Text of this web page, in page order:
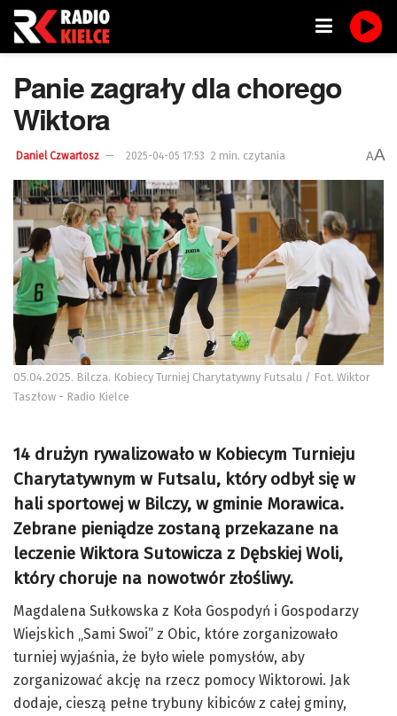
Panie zagrały dla chorego
Wiktora
Daniel Czwartosz 2025-04-05 17:53 2 min. czytania AA
05.04.2025. Bilcza. Kobiecy Turniej Charytatywny Futsalu / Fot. Wiktor
Taszłow - Radio Kielce
14 drużyn rywalizowało w Kobiecym Turnieju
Charytatywnym w Futsalu, który odbył się w
hali sportowej w Bilczy, w gminie Morawica.
Zebrane pieniądze zostaną przekazane na
leczenie Wiktora Sutowicza z Dębskiej Woli,
który choruje na nowotwór złośliwy.
Magdalena Sułkowska z Koła Gospodyń i Gospodarzy
Wiejskich „Sami Swoi” z Obic, które zorganizowało
turniej wyjaśnia, że było wiele pomysłów, aby
zorganizować akcję na rzecz pomocy Wiktorowi. Jak
dodaje, cieszą pełne trybuny kibiców z całej gminy,